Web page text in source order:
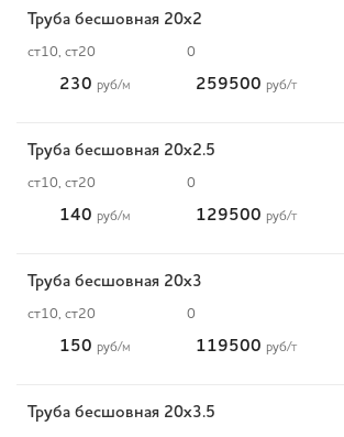
Труба бесшовная 20х2
ст10, ст20 0
230 руб/м 259500 руб/т
Труба бесшовная 20х2.5
ст10, ст20 0
140 руб/м 129500 руб/т
Труба бесшовная 20х3
ст10, ст20 0
150 руб/м 119500 руб/т
Труба бесшовная 20х3.5